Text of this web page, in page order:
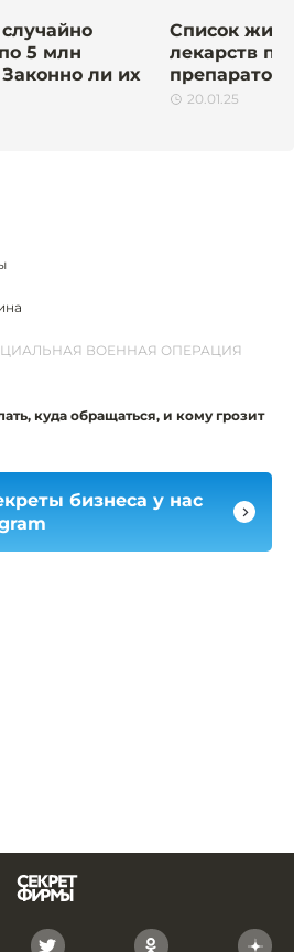
5 млн
ли их
Список
лекарств
20.01.25
ВОЕННАЯ ОПЕРАЦИЯ
куда обращаться, и кому грозит
бизнеса у нас